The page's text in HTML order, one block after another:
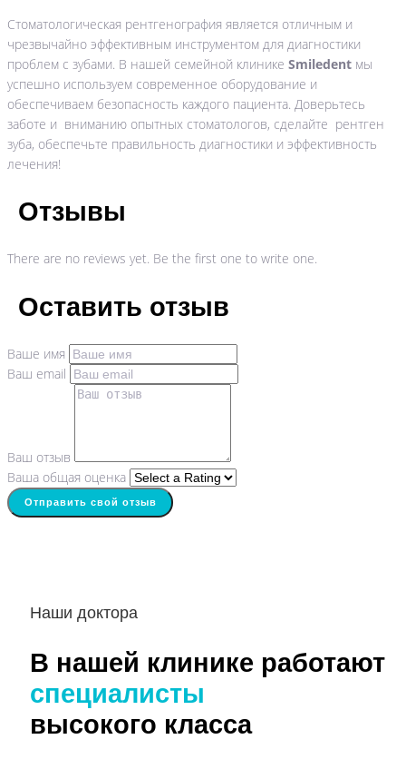
Стоматологическая рентгенография является отличным и
чрезвычайно эффективным инструментом для диагностики
проблем с зубами. В нашей семейной клинике Smiledent мы
успешно используем современное оборудование и
обеспечиваем безопасность каждого пациента. Доверьтесь
заботе и вниманию опытных стоматологов, сделайте рентген
зуба, обеспечьте правильность диагностики и эффективность
лечения!
Отзывы
There are no reviews yet. Be the first one to write one.
Оставить отзыв
Ваше имя
Ваш email
Ваш отзыв
Ваша общая оценка
Отправить свой отзыв
Наши доктора
В нашей клинике работают
специалисты
высокого класса